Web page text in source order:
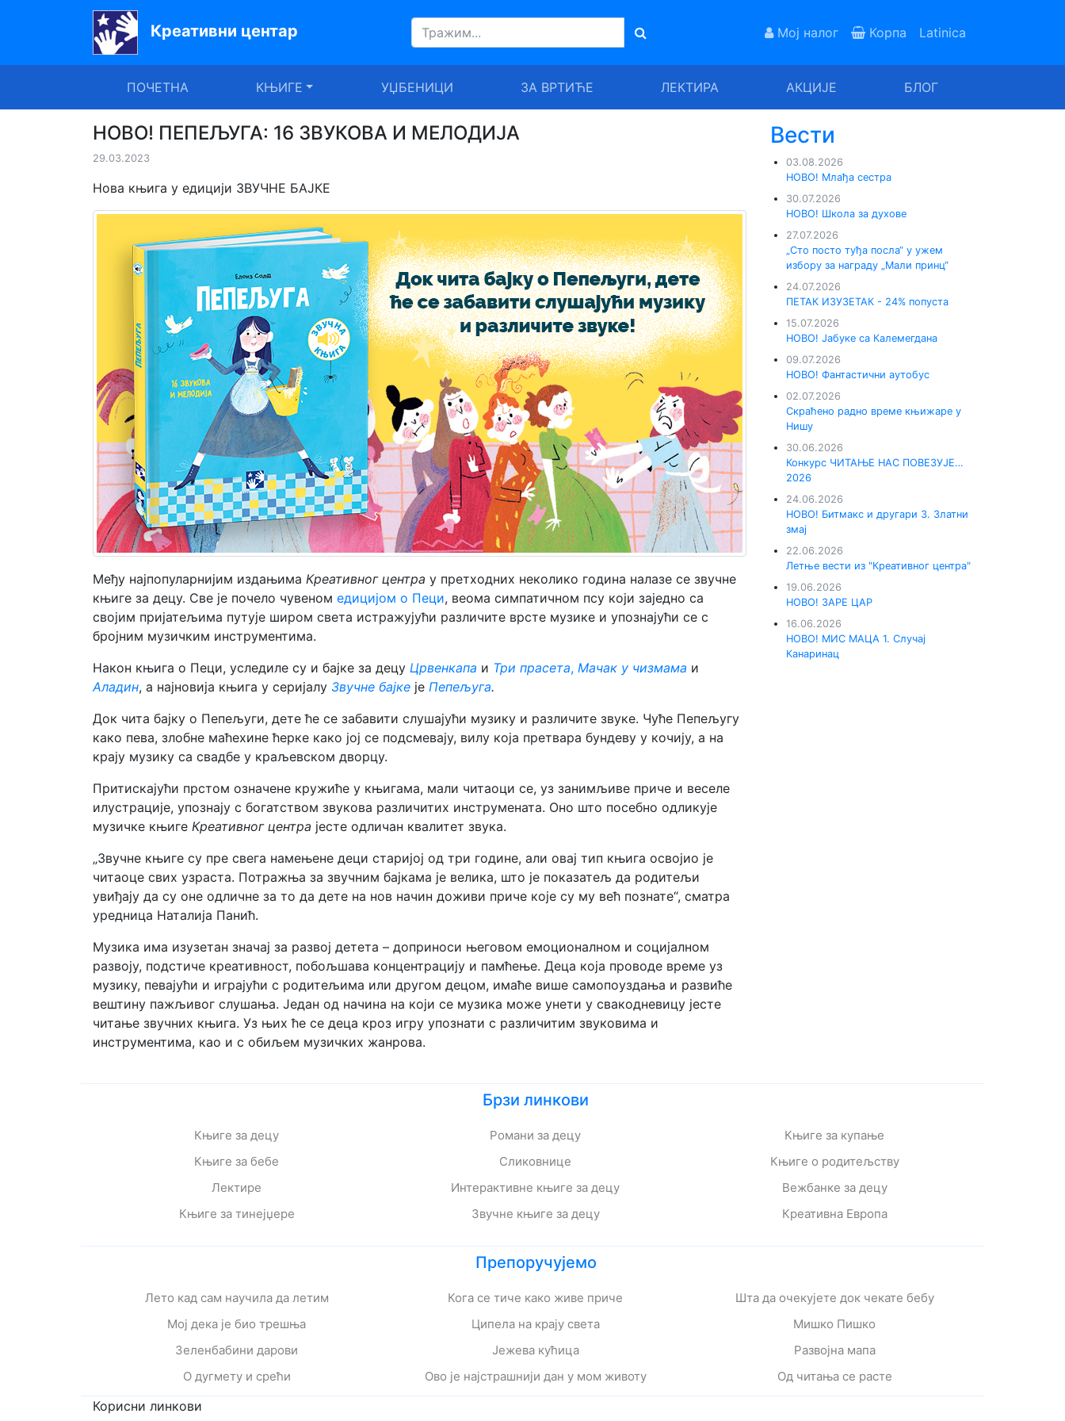
Креативни центар Мој налог Корпа Latinica
ПОЧЕТНА КЊИГЕ УЏБЕНИЦИ ЗА ВРТИЋЕ ЛЕКТИРА АКЦИЈЕ БЛОГ
Почетна
УџбенициНОВО! ПЕПЕЉУГА: 16 ЗВУКОВА И МЕЛОДИЈА
29.03.2023
Нова књига у едицији ЗВУЧНЕ БАЈКЕ
Међу најпопуларнијим издањима Креативног центра у претходних неколико година налазе се звучне
књиге за децу. Све је почело чувеном едицијом о Пеци, веома симпатичном псу који заједно са
својим пријатељима путује широм света истражујући различите врсте музике и упознајући се с
бројним музичким инструментима.
Након књига о Пеци, уследиле су и бајке за децу Црвенкапа и Три прасета, Мачак у чизмама и
Аладин, а најновија књига у серијалу Звучне бајке је Пепељуга.
Док чита бајку о Пепељуги, дете ће се забавити слушајући музику и различите звуке. Чуће Пепељугу
како пева, злобне маћехине ћерке како јој се подсмевају, вилу која претвара бундеву у кочију, а на
крају музику са свадбе у краљевском дворцу.
Притискајући прстом означене кружиће у књигама, мали читаоци се, уз занимљиве приче и веселе
илустрације, упознају с богатством звукова различитих инструмената. Оно што посебно одликује
музичке књиге Креативног центра јесте одличан квалитет звука.
„Звучне књиге су пре свега намењене деци старијој од три године, али овај тип књига освојио је
читаоце свих узраста. Потражња за звучним бајкама је велика, што је показатељ да родитељи
увиђају да су оне одличне за то да дете на нов начин доживи приче које су му већ познате“, сматра
уредница Наталија Панић.
Музика има изузетан значај за развој детета – доприноси његовом емоционалном и социјалном
развоју, подстиче креативност, побољшава концентрацију и памћење. Деца која проводе време уз
музику, певајући и играјући с родитељима или другом децом, имаће више самопоуздања и развиће
вештину пажљивог слушања. Један од начина на који се музика може унети у свакодневицу јесте
читање звучних књига. Уз њих ће се деца кроз игру упознати с различитим звуковима и
инструментима, као и с обиљем музичких жанрова.
Вести
03.08.2026
НОВО! Млађа сестра
30.07.2026
НОВО! Школа за духове
27.07.2026
„Сто посто туђа посла“ у ужем
избору за награду „Мали принц“
24.07.2026
ПЕТАК ИЗУЗЕТАК - 24% попуста
15.07.2026
НОВО! Јабуке са Калемегдана
09.07.2026
НОВО! Фантастични аутобус
02.07.2026
Скраћено радно време књижаре у
Нишу
30.06.2026
Конкурс ЧИТАЊЕ НАС ПОВЕЗУЈЕ…
2026
24.06.2026
НОВО! Битмакс и другари 3. Златни
змај
22.06.2026
Летње вести из "Креативног центра"
19.06.2026
НОВО! ЗАРЕ ЦАР
16.06.2026
НОВО! МИС МАЦА 1. Случај
Канаринац
Брзи линкови
Књиге за децу
Књиге за бебе
Лектире
Књиге за тинејџере
Романи за децу
Сликовнице
Интерактивне књиге за децу
Звучне књиге за децу
Књиге за купање
Књиге о родитељству
Вежбанке за децу
Креативна Европа
Препоручујемо
Лето кад сам научила да летим
Мој дека је био трешња
Зеленбабини дарови
О дугмету и срећи
Кога се тиче како живе приче
Ципела на крају света
Јежева кућица
Ово је најстрашнији дан у мом животу
Шта да очекујете док чекате бебу
Мишко Пишко
Развојна мапа
Од читања се расте
Корисни линкови